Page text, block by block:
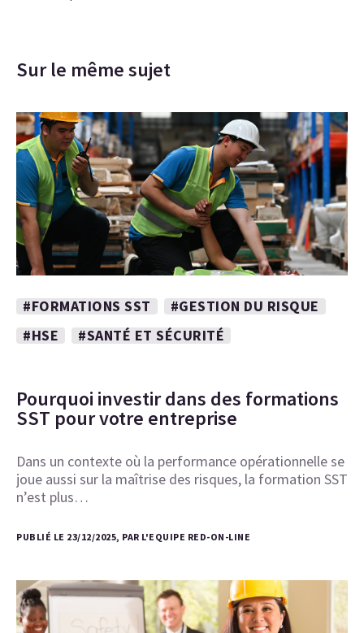
Sur le même sujet
#FORMATIONS SST
#GESTION DU RISQUE
#HSE
#SANTÉ ET SÉCURITÉ
Pourquoi investir dans des formations
SST pour votre entreprise
Dans un contexte où la performance opérationnelle se
joue aussi sur la maîtrise des risques, la formation SST
n’est plus…
PUBLIÉ LE 23/12/2025, PAR L'EQUIPE RED-ON-LINE